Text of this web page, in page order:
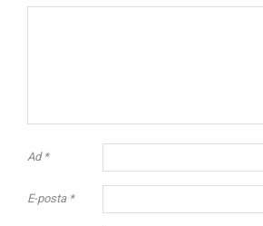
Ad *
E-posta *